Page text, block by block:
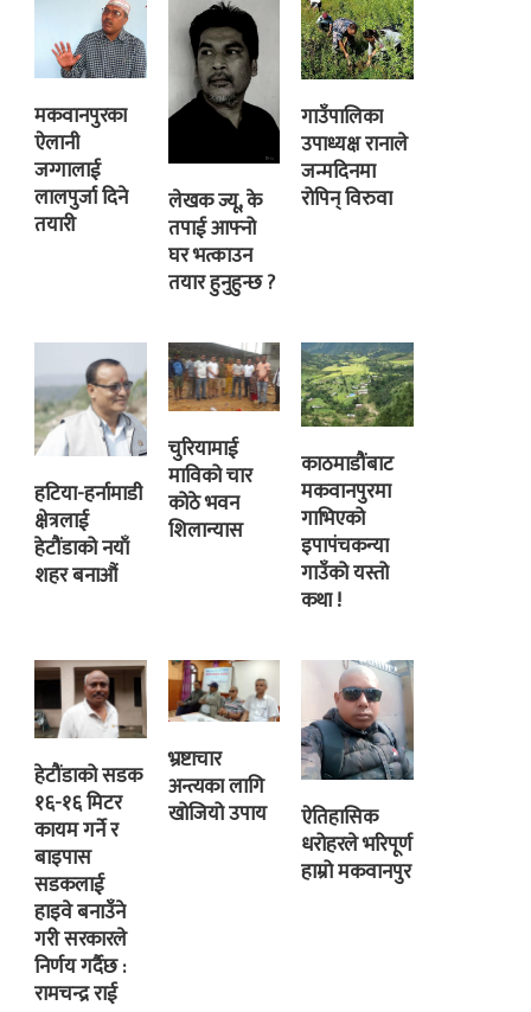
मकवानपुरका
ऐलानी
जग्गालाई
लालपुर्जा दिने
तयारी
लेखक ज्यू, के
तपाई आफ्नो
घर भत्काउन
तयार हुनुहुन्छ ?
गाउँपालिका
उपाध्यक्ष रानाले
जन्मदिनमा
रोपिन् विरुवा
हटिया-हर्नामाडी
क्षेत्रलाई
हेटौंडाको नयाँ
शहर बनाऔं
चुरियामाई
माविको चार
कोठे भवन
शिलान्यास
काठमाडौंबाट
मकवानपुरमा
गाभिएको
इपापंचकन्या
गाउँको यस्तो
कथा !
हेटौंडाको सडक
१६-१६ मिटर
कायम गर्ने र
बाइपास
सडकलाई
हाइवे बनाउँने
गरी सरकारले
निर्णय गर्दैछ :
रामचन्द्र राई
भ्रष्टाचार
अन्त्यका लागि
खोजियो उपाय
ऐतिहासिक
धरोहरले भरिपूर्ण
हाम्रो मकवानपुर